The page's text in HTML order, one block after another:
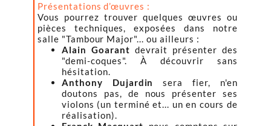
Présentations d’œuvres :
Vous pourrez trouver quelques œuvres ou
pièces techniques, exposées dans notre
salle "Tambour Major"... ou ailleurs :
Alain Goarant devrait présenter des
"demi-coques". À découvrir sans
hésitation.
Anthony Dujardin
sera fier, n'en
doutons pas, de nous présenter ses
violons (un terminé et... un en cours de
réalisation).